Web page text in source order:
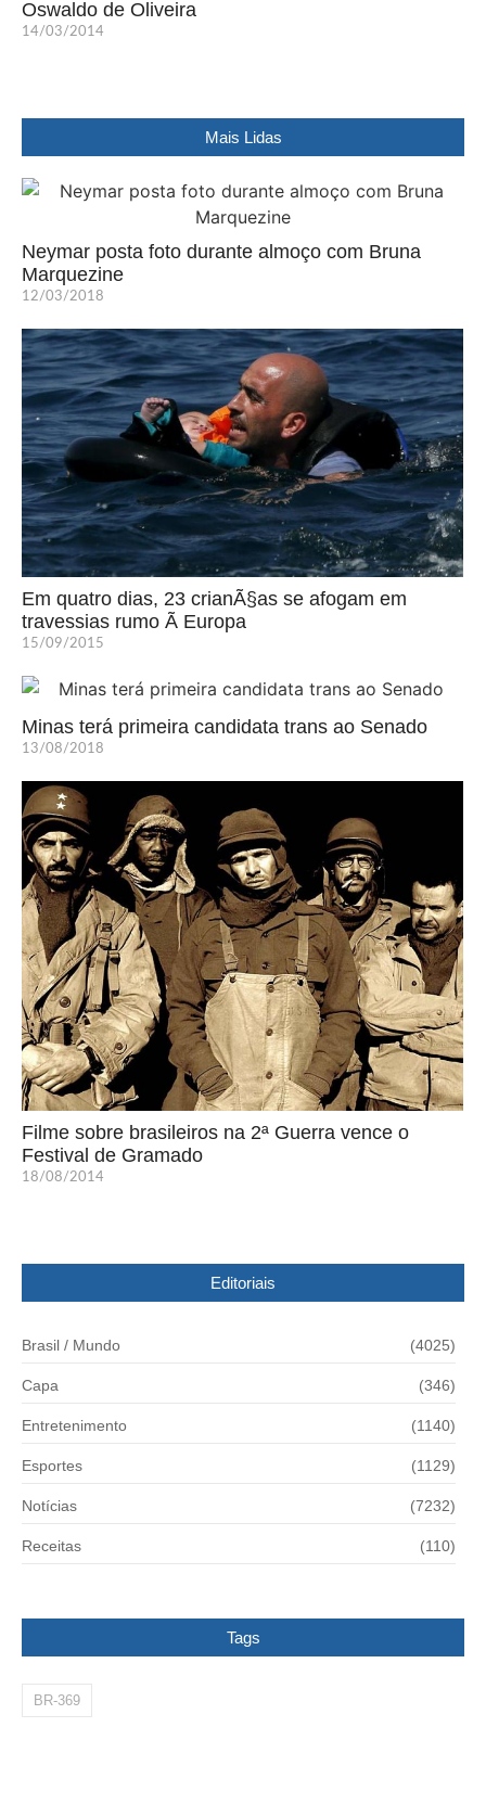
Oswaldo de Oliveira
14/03/2014
Mais Lidas
Neymar posta foto durante almoço com Bruna
Marquezine
12/03/2018
Em quatro dias, 23 crianÃ§as se afogam em
travessias rumo Ã Europa
15/09/2015
Minas terá primeira candidata trans ao Senado
13/08/2018
Filme sobre brasileiros na 2ª Guerra vence o
Festival de Gramado
18/08/2014
Editoriais
Brasil / Mundo (4025)
Capa (346)
Entretenimento (1140)
Esportes (1129)
Notícias (7232)
Receitas (110)
Tags
BR-369